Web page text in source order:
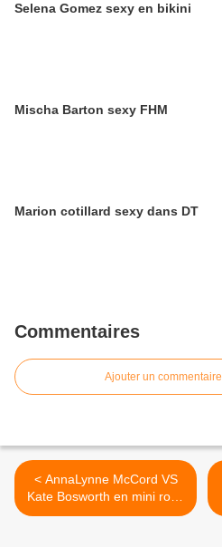
Selena Gomez sexy en bikini
Mischa Barton sexy FHM
Marion cotillard sexy dans DT
Commentaires
Ajouter un commentaire
< AnnaLynne McCord VS
Kate Bosworth en mini robe
noire